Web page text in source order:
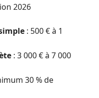
2026
: 500 € à 1
: 3 000 € à 7 000
30 % de